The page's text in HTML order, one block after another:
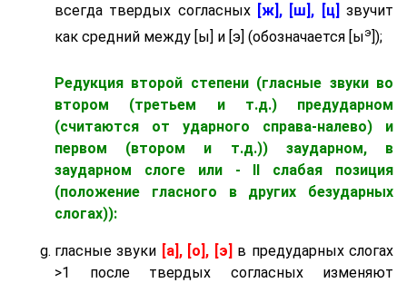
всегда твердых согласных [ж], [ш], [ц] звучит
как средний между [ы] и [э] (обозначается [ыэ ]);
Редукция второй степени (гласные звуки во
втором (третьем и т.д.) предударном
(считаются от ударного справа-налево) и
первом (втором и т.д.)) заударном, в
заударном слогеили - II слабая позиция
(положение гласного в других безударных
слогах)):
гласные звуки [а], [о], [э]
в предударных слогах
>1 после твердых согласных изменяют